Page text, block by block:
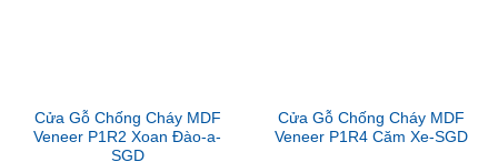
Cửa Gỗ Chống Cháy MDF
Veneer P1R2 Xoan Đào-a-
SGD
Cửa Gỗ Chống Cháy MDF
Veneer P1R4 Căm Xe-SGD